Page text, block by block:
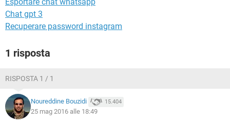
Chat gpt 3
Recuperare password instagram
1 risposta
RISPOSTA 1 / 1
Noureddine Bouzidi 15.404
25 mag 2016 alle 18:49